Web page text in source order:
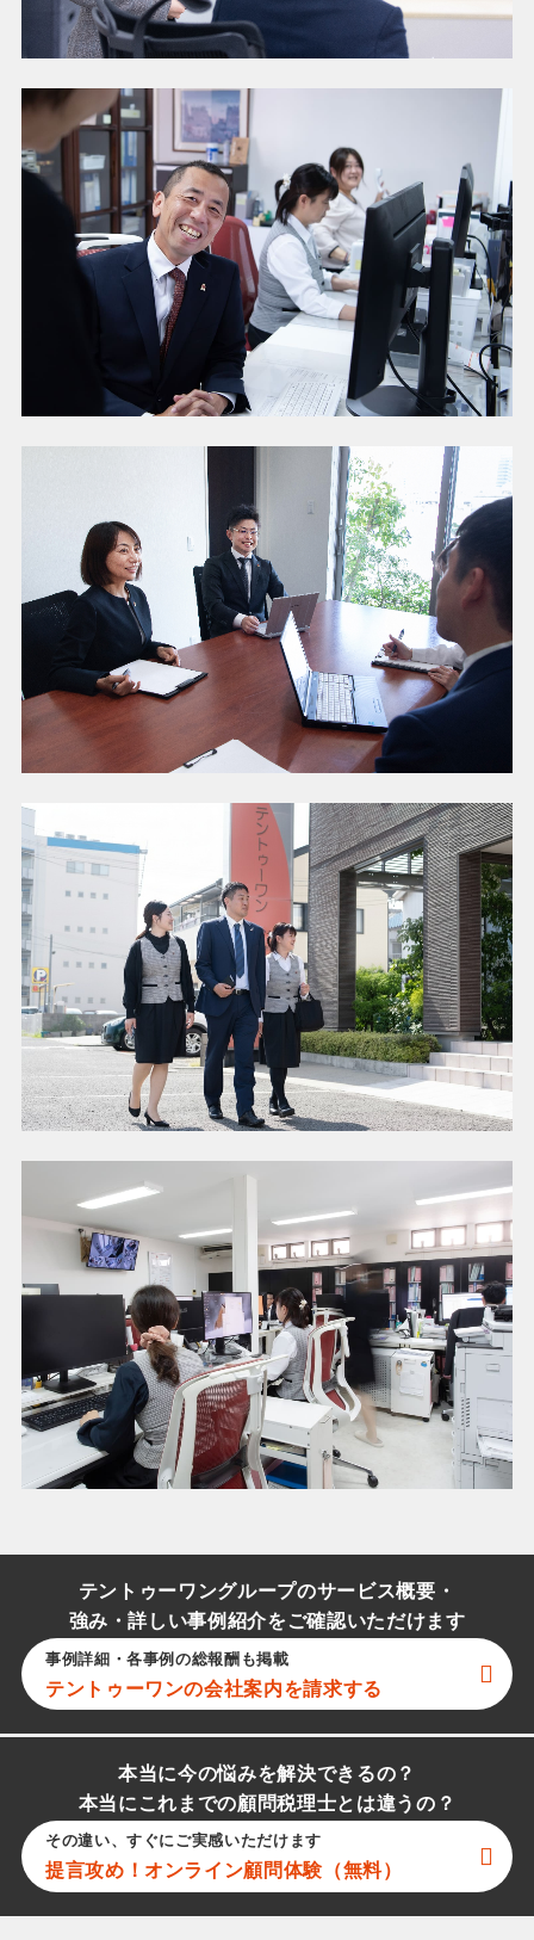
テントゥーワングループのサービス概要・
強み・詳しい事例紹介をご確認いただけます
事例詳細・各事例の総報酬も掲載
テントゥーワンの会社案内を請求する
本当に今の悩みを解決できるの？
本当にこれまでの顧問税理士とは違うの？
その違い、すぐにご実感いただけます
提言攻め！オンライン顧問体験（無料）